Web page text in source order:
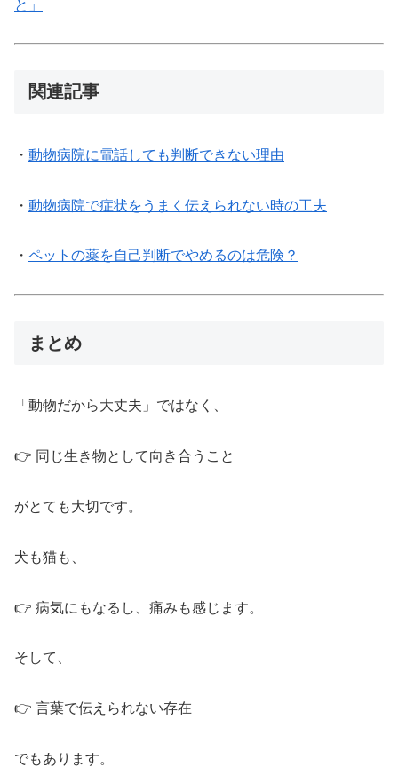
と」
関連記事
・ 動物病院に電話しても判断できない理由
・ 動物病院で症状をうまく伝えられない時の工夫
・ ペットの薬を自己判断でやめるのは危険？
まとめ
「動物だから大丈夫」ではなく、
👉 同じ生き物として向き合うこと
がとても大切です。
犬も猫も、
👉 病気にもなるし、痛みも感じます。
そして、
👉 言葉で伝えられない存在
でもあります。